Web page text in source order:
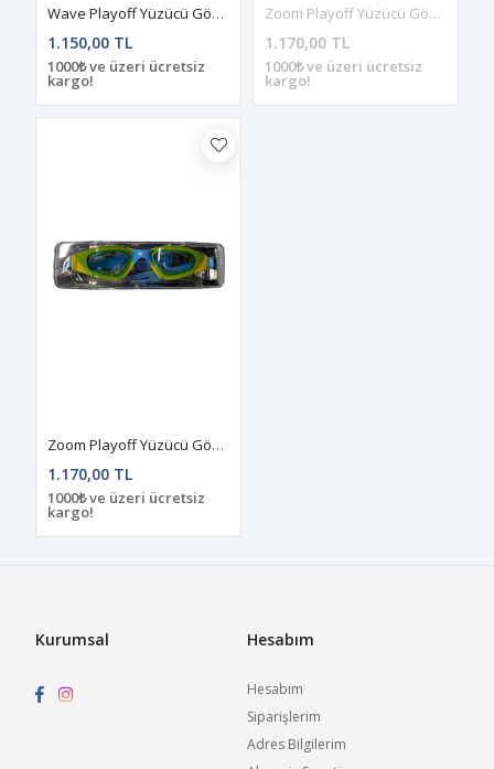
Wave Playoff Yüzücü Gözlüğü Siyah-Beyaz
1.150,00 TL
1000₺ ve üzeri ücretsiz
kargo!
Zoom Playoff Yüzücü Gözlüğü Junior Yeşil-Mor
1.170,00 TL
1000₺ ve üzeri ücretsiz
kargo!
Zoom Playoff Yüzücü Gözlüğü Sarı-Mavi
1.170,00 TL
1000₺ ve üzeri ücretsiz
kargo!
Kurumsal Hesabım
Hesabım
Siparişlerim
Adres Bilgilerim